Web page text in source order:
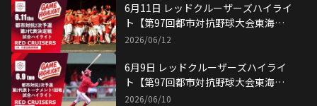
6月11日 レッドクルーザーズハイライ
ト【第97回都市対抗野球大会東海地
区2次予選 第2代表決定戦 】
2026/06/12
6月9日 レッドクルーザーズハイライ
ト【第97回都市対抗野球大会東海地
区2次予選】
2026/06/10